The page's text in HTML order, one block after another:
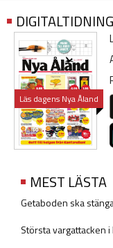
Läs dagens Nya Åland
MEST LÄSTA
Getaboden ska
Största vargattacken